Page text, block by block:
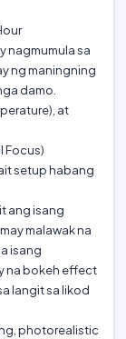
nagmumula sa
ng maningning
damo.
at
Focus)
setup habang
ang isang
malawak na
isang
na bokeh effect
langit sa likod
photorealistic